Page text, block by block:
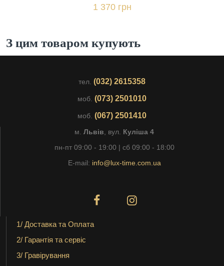
1 370 грн
З цим товаром купують
тел. (032) 2615358
моб. (073) 2501010
моб. (067) 2501410
м. Львів , вул. Куліша 4
пн-пт 09:00 - 19:00 | сб 09:00 - 18:00
E-mail: info@lux-time.com.ua
1/ Доставка та Оплата
2/ Гарантія та сервіс
3/ Гравірування